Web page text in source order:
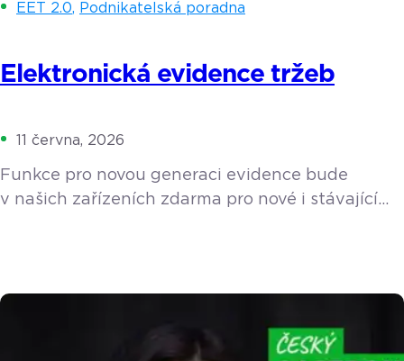
EET 2.0, Podnikatelská poradna
Elektronická evidence tržeb
11 června, 2026
Funkce pro novou generaci evidence bude
v našich zařízeních zdarma pro nové i stávající
na všechny změny připravit bez zbytečného
tržeb 2.0 Abychom vám usnadnili orientaci